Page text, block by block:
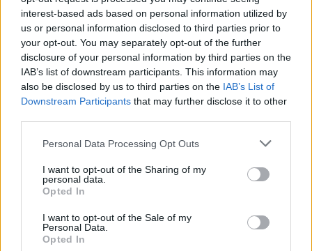
interest-based ads based on personal information utilized by
us or personal information disclosed to third parties prior to
your opt-out. You may separately opt-out of the further
disclosure of your personal information by third parties on the
IAB’s list of downstream participants. This information may
also be disclosed by us to third parties on the IAB’s List of
Downstream Participants that may further disclose it to other
Please note that this website/app uses one or more Google
not limited to your visit or usage behaviour. You may click to
grant or deny consent to Google and its third-party tags to
use your data for below specified purposes in below Google
consent section.
Personal Data Processing Opt Outs
I want to opt-out of the Sharing of my
personal data.
Opted In
I want to opt-out of the Sale of my
Personal Data.
Opted In
Cotización de criptomonedas: evolución y perspectivas en 2026
Diego Martín · 8 Ago 2026